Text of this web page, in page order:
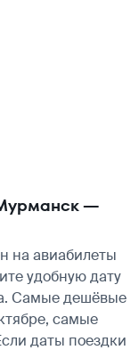
—
на авиабилеты
удобную дату
Самые дешёвые
самые
даты поездки